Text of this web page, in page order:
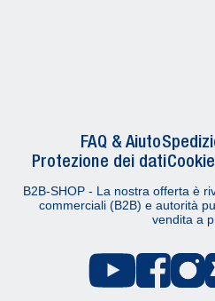
FAQ & Aiuto
Protezione dei dati
B2B-SHOP - La nostra offerta è
commerciali (B2B) e autorità
vendita a